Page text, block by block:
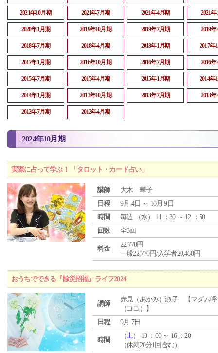
2021年10月期 2021年7月期 2021年4月期 2021
2020年1月期 2019年10月期 2019年7月期 2019
2018年7月期 2018年4月期 2018年1月期 2017年
2017年1月期 2016年10月期 2016年7月期 2016
2015年7月期 2015年4月期 2015年1月期 2014年
2014年1月期 2013年10月期 2013年7月期 2013
2012年7月期 2012年4月期
2024年10月期
実際に占って学ぶ！ 「タロット・カード占い」
講師
大木 華子
日程
9月 4日 ～ 10月 9日
時間
毎週 （水） 11 ：30 ～ 12 ：50
回数
全6回
料金
22,770円
一般22,770円/入学者20,460円
おうちでできる『除災招福』ライフ2024
講師
赤見（あかみ）淑子 【マダム呼
（ココ）】
日程
9月 7日
時間
（土） 13 ：00 ～ 16 ：20
（休憩20分1回含む）